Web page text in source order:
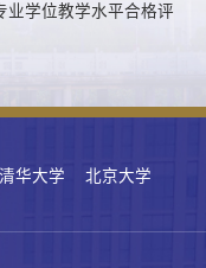
业学位教学水平合格评
清华大学
北京大学